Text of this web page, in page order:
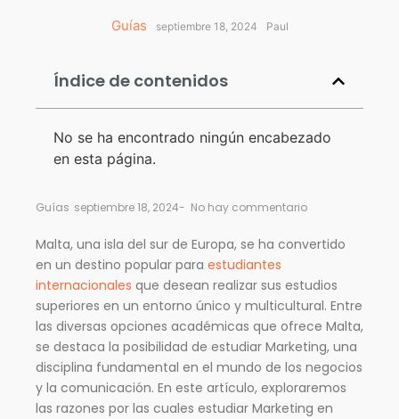
Guías septiembre 18, 2024 Paul
Índice de contenidos
No se ha encontrado ningún encabezado
en esta página.
Guías septiembre 18, 2024- No hay commentario
Malta, una isla del sur de Europa, se ha convertido
en un destino popular para estudiantes
internacionales que desean realizar sus estudios
superiores en un entorno único y multicultural. Entre
las diversas opciones académicas que ofrece Malta,
se destaca la posibilidad de estudiar Marketing, una
disciplina fundamental en el mundo de los negocios
y la comunicación. En este artículo, exploraremos
las razones por las cuales estudiar Marketing en